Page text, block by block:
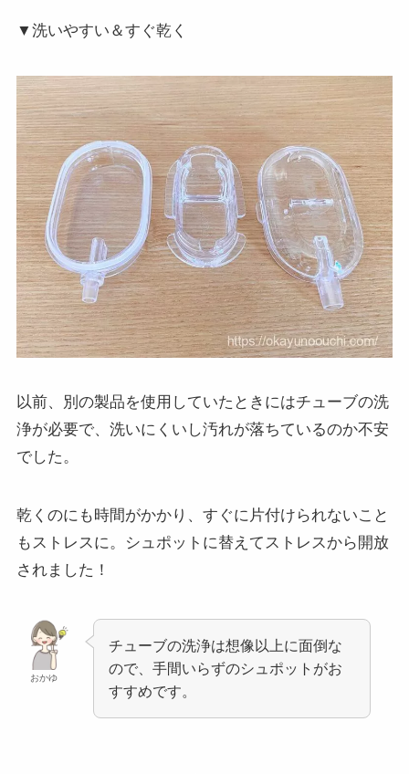
▼洗いやすい＆すぐ乾く
以前、別の製品を使用していたときにはチューブの洗
浄が必要で、洗いにくいし汚れが落ちているのか不安
でした。
乾くのにも時間がかかり、すぐに片付けられないこと
もストレスに。シュポットに替えてストレスから開放
されました！
おかゆ
チューブの洗浄は想像以上に面倒な
ので、手間いらずのシュポットがお
すすめです。